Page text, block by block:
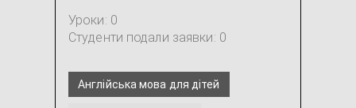
Уроки: 0
Студенти подали заявки: 0
Англійська мова для дітей